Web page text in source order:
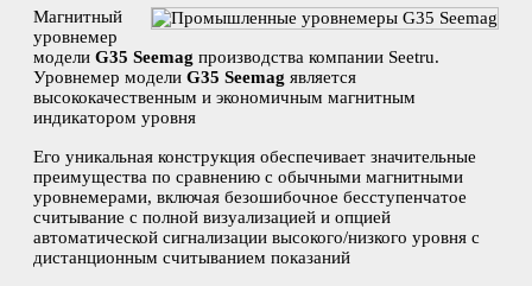
Магнитный
уровнемер
модели G35 Seemag производства компании Seetru.
Уровнемер модели G35 Seemag является
высококачественным и экономичным магнитным
индикатором уровня
Его уникальная конструкция обеспечивает значительные
преимущества по сравнению с обычными магнитными
уровнемерами, включая безошибочное бесступенчатое
считывание с полной визуализацией и опцией
автоматической сигнализации высокого/низкого уровня с
дистанционным считыванием показаний